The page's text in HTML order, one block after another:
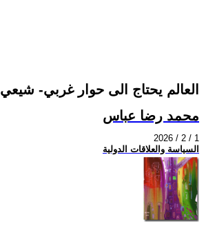
العالم يحتاج الى حوار غربي- شيعي
محمد رضا عباس
2026 / 2 / 1
السياسة والعلاقات الدولية